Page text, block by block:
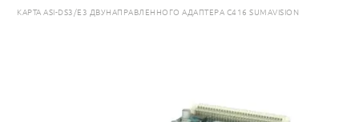
КАРТА ASI-DS3/E3 ДВУНАПРАВЛЕННОГО АДАПТЕРА C416 SUMAVISION